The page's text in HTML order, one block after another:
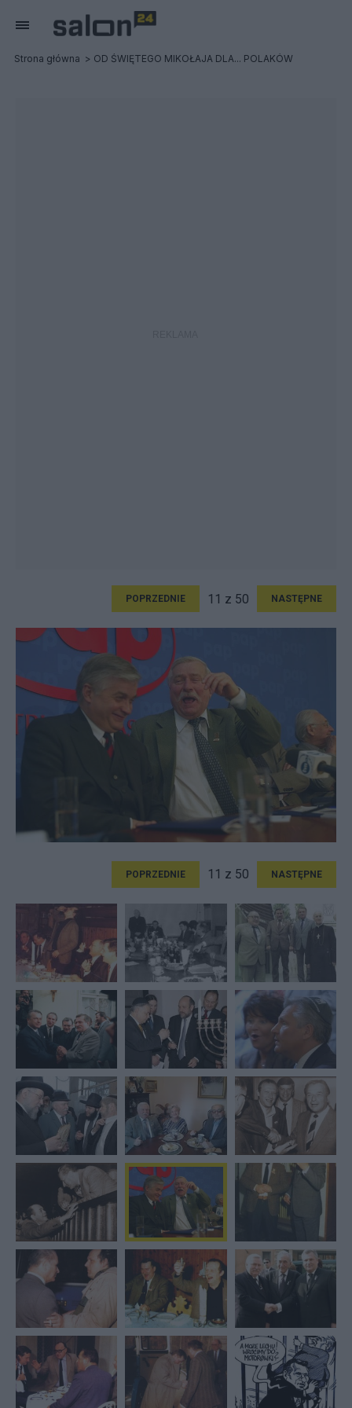
Strona główna OD ŚWIĘTEGO MIKOŁAJA DLA... POLAKÓW
POPRZEDNIE 11 z 50 NASTĘPNE
POPRZEDNIE 11 z 50 NASTĘPNE